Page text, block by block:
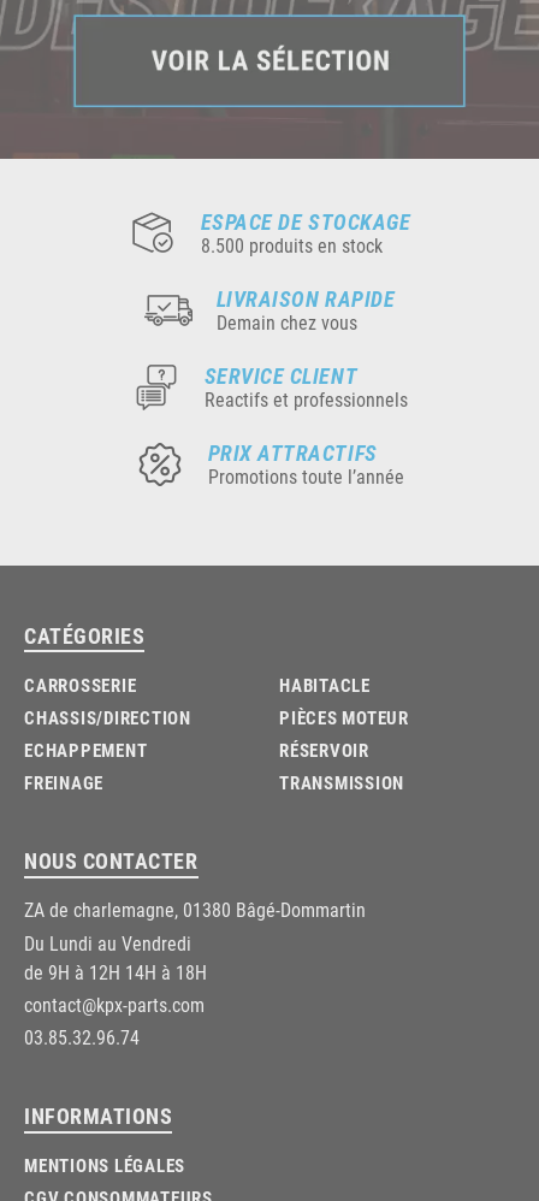
ESPACE DE STOCKAGE
8.500 produits en stock
LIVRAISON RAPIDE
Demain chez vous
SERVICE CLIENT
Reactifs et professionnels
PRIX ATTRACTIFS
Promotions toute l’année
CATÉGORIES
CARROSSERIE
CHASSIS/DIRECTION
ECHAPPEMENT
FREINAGE
HABITACLE
PIÈCES MOTEUR
RÉSERVOIR
TRANSMISSION
NOUS CONTACTER
ZA de charlemagne, 01380 Bâgé-Dommartin
Du Lundi au Vendredi
de 9H à 12H 14H à 18H
contact@kpx-parts.com
03.85.32.96.74
INFORMATIONS
MENTIONS LÉGALES